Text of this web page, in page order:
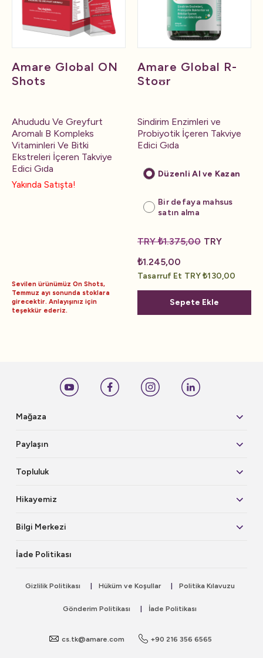
Amare Global ON
Shots
Ahududu Ve Greyfurt
Aromalı B Kompleks
Vitaminleri Ve Bitki
Ekstreleri İçeren Takviye
Edici Gıda
Yakında Satışta!
Sevilen ürünümüz On Shots,
Temmuz ayı sonunda stoklara
girecektir. Anlayışınız için
teşekkür ederiz.
Amare Global R-
Stoʊr
Sindirim Enzimleri ve
Probiyotik İçeren Takviye
Edici Gıda
Düzenli Al ve Kazan
Bir defaya mahsus
satın alma
TRY ₺1.375,00 TRY
₺1.245,00
Tasarruf Et TRY ₺130,00
Sepete Ekle
Mağaza
Paylaşın
Topluluk
Hikayemiz
Bilgi Merkezi
İade Politikası
Gizlilik Politikası Hüküm ve Koşullar Politika Kılavuzu
Gönderim Politikası İade Politikası
cs.tk@amare.com +90 216 356 6565